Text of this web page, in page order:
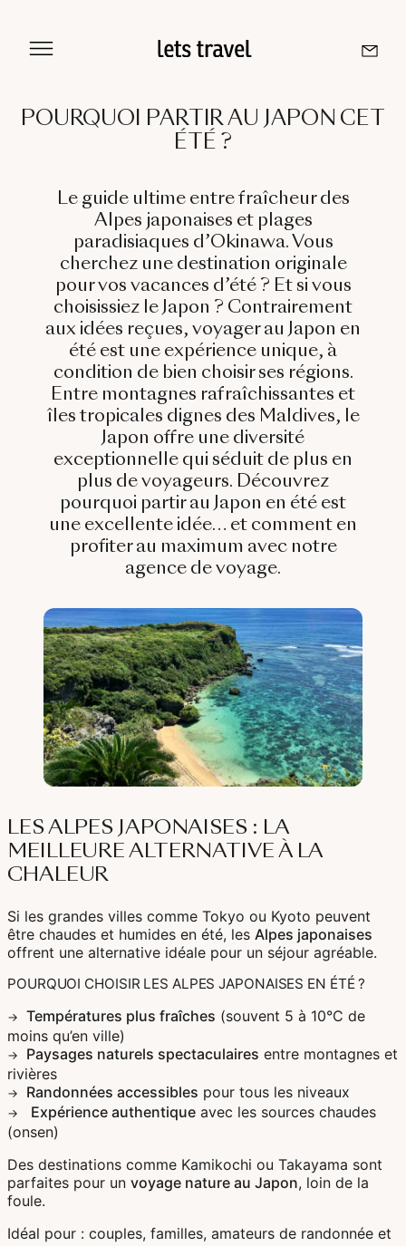
contenu
Île De La Réunion
Île Maurice
Seychelles
Bali & Indonésie
Cambodge
Laos
Thaïlande
Vietnam
Abu Dhabi
Dubaï
Oman
Japon
Corée Du Sud
Botswana
Namibie
Tanzanie
POURQUOI PARTIR AU JAPON CET
ÉTÉ ?
Le guide ultime entre fraîcheur des
Alpes japonaises et plages
paradisiaques d’Okinawa. Vous
cherchez une destination originale
pour vos vacances d’été ? Et si vous
choisissiez le Japon ? Contrairement
aux idées reçues, voyager au Japon en
été est une expérience unique, à
condition de bien choisir ses régions.
Entre montagnes rafraîchissantes et
îles tropicales dignes des Maldives, le
Japon offre une diversité
exceptionnelle qui séduit de plus en
plus de voyageurs. Découvrez
pourquoi partir au Japon en été est
une excellente idée… et comment en
profiter au maximum avec notre
agence de voyage.
LES ALPES JAPONAISES : LA
MEILLEURE ALTERNATIVE À LA
CHALEUR
Si les grandes villes comme Tokyo ou Kyoto peuvent
être chaudes et humides en été, les Alpes japonaises
offrent une alternative idéale pour un séjour agréable.
POURQUOI CHOISIR LES ALPES JAPONAISES EN ÉTÉ ?
Températures plus fraîches (souvent 5 à 10°C de
moins qu’en ville)
Paysages naturels spectaculaires entre montagnes et
rivières
Randonnées accessibles pour tous les niveaux
Expérience authentiqueavec les sources chaudes
(onsen)
Des destinations comme Kamikochi ou Takayama sont
parfaites pour un voyage nature au Japon, loin de la
foule.
Idéal pour : couples, familles, amateurs de randonnée et